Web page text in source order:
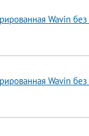
Wavin
Wavin